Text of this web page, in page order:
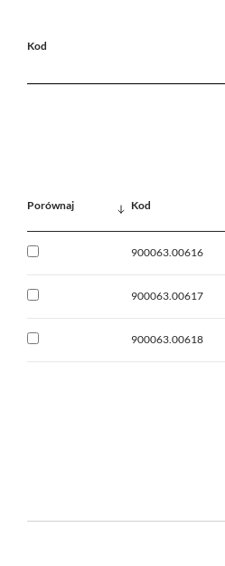
Kod
Porównaj Kod
900063.00616
900063.00617
900063.00618